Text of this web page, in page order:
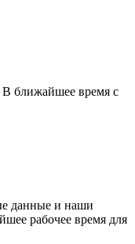
ближайшее время с
данные и наши
рабочее время для